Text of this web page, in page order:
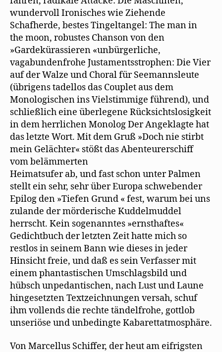
wundervoll Ironisches wie Ziehende
Schafherde, bestes Tingeltangel: The man in
the moon, robustes Chanson von den
»Gardekürassieren «unbürgerliche,
vagabundenfrohe Justamentsstrophen: Die Vier
auf der Walze und Choral für Seemannsleute
(übrigens tadellos das Couplet aus dem
Monologischen ins Vielstimmige führend), und
schließlich eine überlegene Rücksichtslosigkeit
in dem herrlichen Monolog Der Angeklagte hat
das letzte Wort. Mit dem Gruß »Doch nie stirbt
mein Gelächter« stößt das Abenteurerschiff
vom belämmerten
Heimatsufer ab, und fast schon unter Palmen
stellt ein sehr, sehr über Europa schwebender
Epilog den »Tiefen Grund « fest, warum bei uns
zulande der mörderische Kuddelmuddel
herrscht. Kein sogenanntes »ernsthaftes«
Gedichtbuch der letzten Zeit hatte mich so
restlos in seinem Bann wie dieses in jeder
Hinsicht freie, und daß es sein Verfasser mit
einem phantastischen Umschlagsbild und
hübsch unpedantischen, nach Lust und Laune
hingesetzten Textzeichnungen versah, schuf
ihm vollends die rechte tändelfrohe, gottlob
unseriöse und unbedingte Kabarettatmosphäre.
Von Marcellus Schiffer, der heut am eifrigsten